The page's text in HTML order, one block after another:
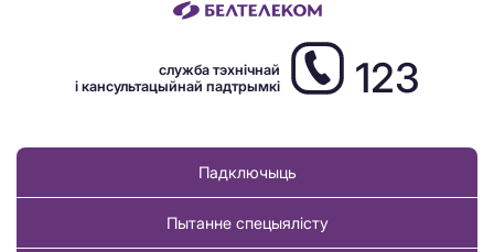
служба тэхнічнай
і кансультацыйнай падтрымкі
123
Падключыць
Пытанне спецыялісту